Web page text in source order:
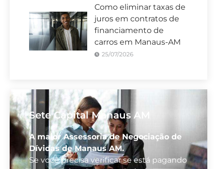
Como eliminar taxas de
juros em contratos de
financiamento de
carros em Manaus-AM
25/07/2026
Sete Capital Manaus AM
A maior Assessoria de Negociação de
Dívidas de Manaus AM.
Se você precisa verificar se está pagando